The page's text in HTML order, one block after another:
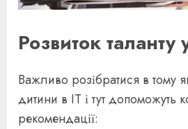
Розвиток таланту
Важливо розібратися в тому
дитини в IT і тут допоможуть
рекомендації: